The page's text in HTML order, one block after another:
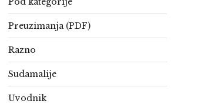
Preuzimanja (PDF)
Razno
Sudamalije
Uvodnik